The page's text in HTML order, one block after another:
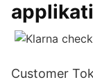
Customer